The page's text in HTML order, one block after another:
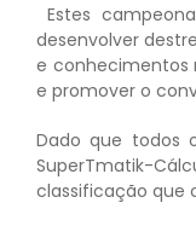
Estes
desenvolver
e conhecimentos
e promover o
Dado que todos
SuperTmatik-
classificação que